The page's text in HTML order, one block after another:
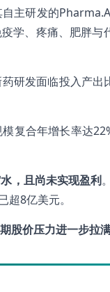
主研发的
学、疼痛、肥胖
研发面临投入产
复合年增长率达
，且尚未实现盈利
8亿美元。
股价压力进一步拉